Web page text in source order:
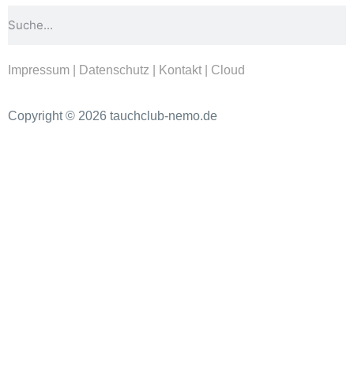
Impressum Datenschutz Kontakt Cloud
Copyright © 2026 tauchclub-nemo.de